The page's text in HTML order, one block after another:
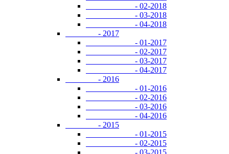
- 02-2018
- 03-2018
- 04-2018
- 2017
- 01-2017
- 02-2017
- 03-2017
- 04-2017
- 2016
- 01-2016
- 02-2016
- 03-2016
- 04-2016
- 2015
- 01-2015
- 02-2015
- 03-2015